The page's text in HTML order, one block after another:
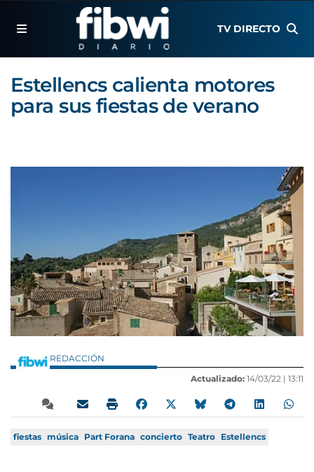
TV DIRECTO
Estellencs calienta motores
para sus fiestas de verano
REDACCIÓN
Actualizado: 14/03/22 | 13:11
fiestas música Part Forana concierto Teatro Estellencs